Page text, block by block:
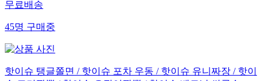
무료배송
45명구매중
핫이슈 탱글쫄면 / 핫이슈 포차 우동 / 핫이슈 유니짜장 / 핫이